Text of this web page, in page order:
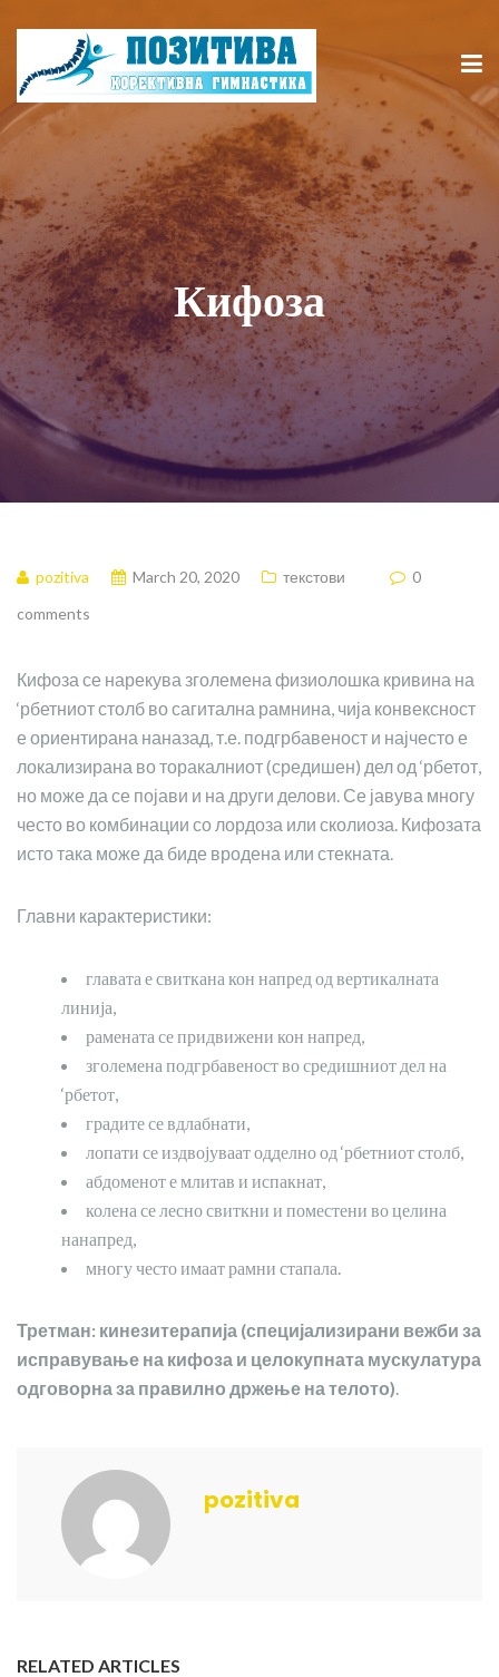
Кифоза
pozitiva March 20, 2020 текстови
0
comments
Кифоза се нарекува зголемена физиолошка кривина на
‘рбетниот столб во сагитална рамнина, чија конвексност
е ориентирана наназад, т.е. подгрбавеност и најчесто е
локализирана во торакалниот (средишен) дел од ‘рбетот,
но може да се појави и на други делови. Се јавува многу
често во комбинации со лордоза или сколиоза. Кифозата
исто така може да биде вродена или стекната.
Главни карактеристики:
главата е свиткана кон напред од вертикалната
линија,
рамената се придвижени кон напред,
зголемена подгрбавеност во средишниот дел на
‘рбетот,
градите се вдлабнати,
лопати се издвојуваат одделно од ‘рбетниот столб,
абдоменот е млитав и испакнат,
колена се лесно свиткни и поместени во целина
нанапред,
многу често имаат рамни стапала.
Третман: кинезитерапија (специјализирани вежби за
исправување на кифоза и целокупната мускулатура
одговорна за правилно држење на телото).
pozitiva
RELATED ARTICLES